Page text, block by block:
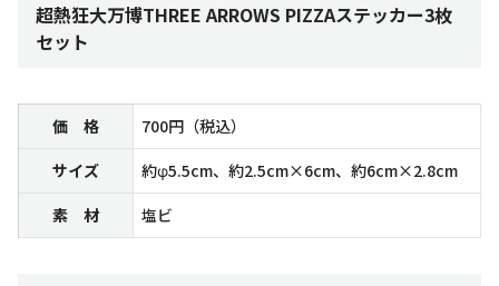
超熱狂大万博THREE ARROWS PIZZAステッカー3枚
セット
価 格
700円（税込）
サイズ
約φ5.5cm、約2.5cm×6cm、約6cm×2.8cm
素 材
塩ビ